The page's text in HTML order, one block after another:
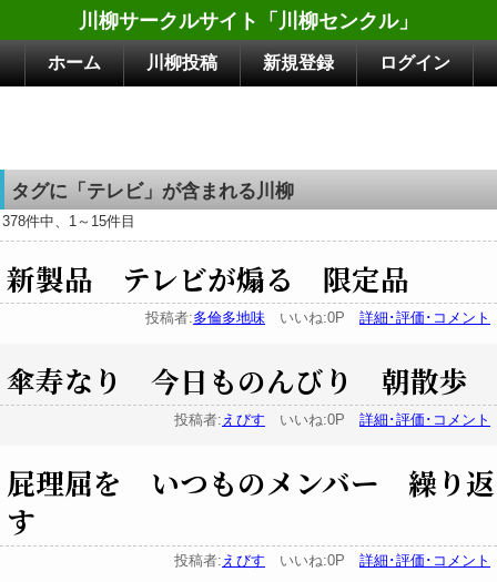
川柳サークルサイト「川柳センクル」
ホーム 川柳投稿 新規登録 ログイン
タグに「テレビ」が含まれる川柳
378件中、1～15件目
新製品 テレビが煽る 限定品
投稿者:多倫多地味 いいね:0P 詳細･評価･コメント
傘寿なり 今日ものんびり 朝散歩
投稿者: えびす いいね:0P 詳細･評価･コメント
屁理屈を いつものメンバー 繰り返
す
投稿者: えびす いいね:0P 詳細･評価･コメント